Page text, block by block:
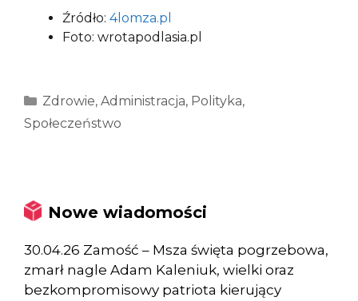
Źródło: 4lomza.pl
Foto: wrotapodlasia.pl
Kategorie
Zdrowie, Administracja, Polityka,
Społeczeństwo
Nowe wiadomości
30.04.26 Zamość – Msza święta pogrzebowa,
zmarł nagle Adam Kaleniuk, wielki oraz
bezkompromisowy patriota kierujący